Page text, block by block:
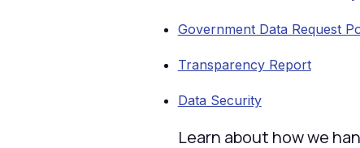
Government Data Request
Transparency Report
Data Security
Learn about how we